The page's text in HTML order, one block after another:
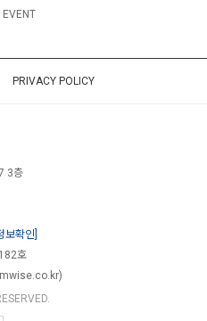
EVENT
PRIVACY POLICY
3층
보확인]
호
)